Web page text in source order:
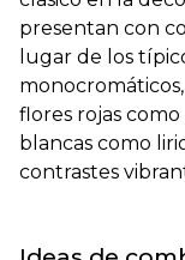
presentan con
lugar de los
flores rojas como
blancas como
contrastes